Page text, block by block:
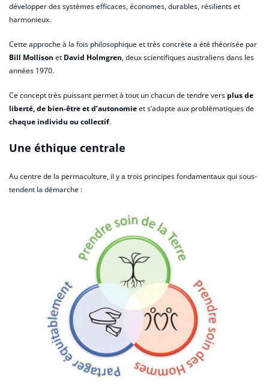
développer des systèmes efficaces, économes, durables, résilients et
harmonieux.
Cette approche à la fois philosophique et très concrète a été théorisée par
Bill Mollison et David Holmgren, deux scientifiques australiens dans les
années 1970.
Ce concept très puissant permet à tout un chacun de tendre vers plus de
liberté, de bien-être et d’autonomieet s’adapte aux problématiques de
chaque individu ou collectif.
Une éthique centrale
Au centre de la permaculture, il y a trois principes fondamentaux qui sous-
tendent la démarche :